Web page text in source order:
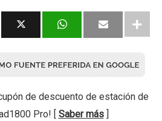
de descuento de estación de
Pro! [ Saber más]